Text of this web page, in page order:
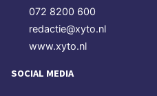
072 8200 600
redactie@xyto.nl
www.xyto.nl
SOCIAL MEDIA